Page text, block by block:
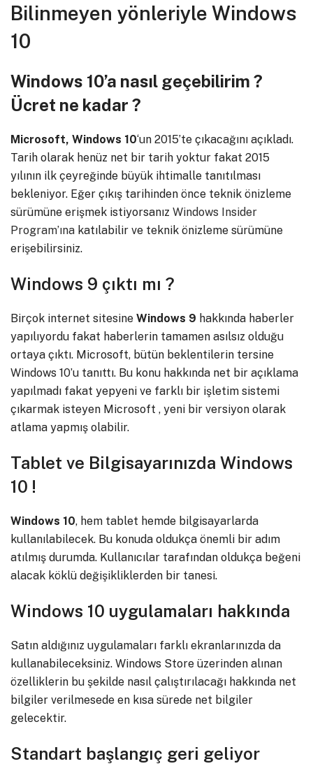
Bilinmeyen yönleriyle Windows
10
Windows 10’a nasıl geçebilirim ?
Ücret ne kadar ?
Microsoft, Windows 10‘un 2015’te çıkacağını açıkladı.
Tarih olarak henüz net bir tarih yoktur fakat 2015
yılının ilk çeyreğinde büyük ihtimalle tanıtılması
bekleniyor. Eğer çıkış tarihinden önce teknik önizleme
sürümüne erişmek istiyorsanız Windows Insider
Program’ına katılabilir ve teknik önizleme sürümüne
erişebilirsiniz.
Windows 9 çıktı mı ?
Birçok internet sitesine Windows 9 hakkında haberler
yapılıyordu fakat haberlerin tamamen asılsız olduğu
ortaya çıktı. Microsoft, bütün beklentilerin tersine
Windows 10’u tanıttı. Bu konu hakkında net bir açıklama
yapılmadı fakat yepyeni ve farklı bir işletim sistemi
çıkarmak isteyen Microsoft , yeni bir versiyon olarak
atlama yapmış olabilir.
Tablet ve Bilgisayarınızda Windows
10 !
Windows 10, hem tablet hemde bilgisayarlarda
kullanılabilecek. Bu konuda oldukça önemli bir adım
atılmış durumda. Kullanıcılar tarafından oldukça beğeni
alacak köklü değişikliklerden bir tanesi.
Windows 10 uygulamaları hakkında
Satın aldığınız uygulamaları farklı ekranlarınızda da
kullanabileceksiniz. Windows Store üzerinden alınan
özelliklerin bu şekilde nasıl çalıştırılacağı hakkında net
bilgiler verilmesede en kısa sürede net bilgiler
gelecektir.
Standart başlangıç geri geliyor